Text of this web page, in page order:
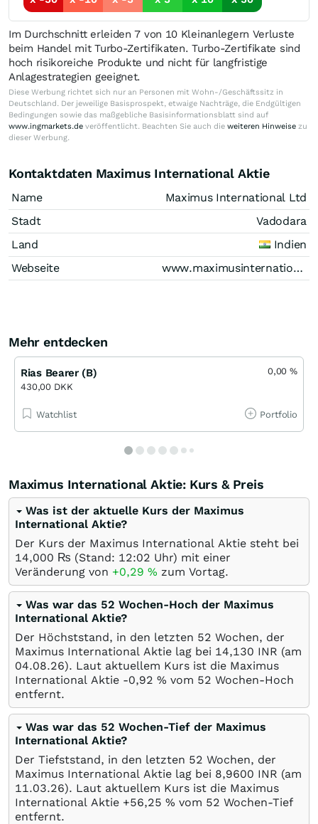
Im Durchschnitt erleiden 7 von 10 Kleinanlegern Verluste
beim Handel mit Turbo-Zertifikaten. Turbo-Zertifikate sind
hoch risikoreiche Produkte und nicht für langfristige
Anlagestrategien geeignet.
Diese Werbung richtet sich nur an Personen mit Wohn-/Geschäftssitz in
Deutschland. Der jeweilige Basisprospekt, etwaige Nachträge, die Endgültigen
Bedingungen sowie das maßgebliche Basisinformationsblatt sind auf
www.ingmarkets.de veröffentlicht. Beachten Sie auch die weiteren Hinweise zu
dieser Werbung.
Kontaktdaten Maximus International Aktie
Name
Maximus International Ltd
Stadt
Vadodara
Land
Indien
Webseite
www.maximusinternational.in
Mehr entdecken
Rias Bearer (B)
430,00 DKK
0,00%
Watchlist Portfolio
Maximus International Aktie: Kurs & Preis
Was ist der aktuelle Kurs der Maximus
International Aktie?
Der Kurs der Maximus International Aktie steht bei
14,000 ₨ (Stand: 12:02 Uhr) mit einer
Veränderung von +0,29 % zum Vortag.
Was war das 52 Wochen-Hoch der Maximus
International Aktie?
Der Höchststand, in den letzten 52 Wochen, der
Maximus International Aktie lag bei 14,130 INR (am
04.08.26). Laut aktuellem Kurs ist die Maximus
International Aktie -0,92 % vom 52 Wochen-Hoch
entfernt.
Was war das 52 Wochen-Tief der Maximus
International Aktie?
Der Tiefststand, in den letzten 52 Wochen, der
Maximus International Aktie lag bei 8,9600 INR (am
11.03.26). Laut aktuellem Kurs ist die Maximus
International Aktie +56,25 % vom 52 Wochen-Tief
entfernt.